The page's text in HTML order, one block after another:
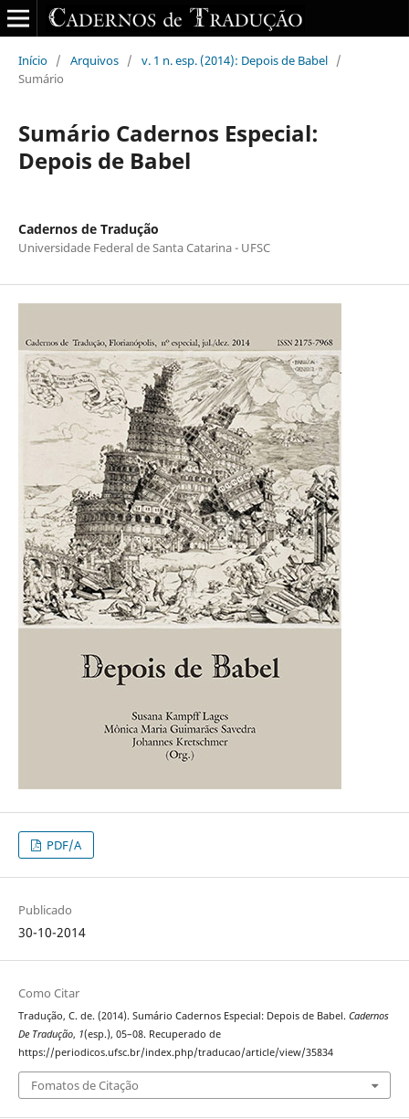
Início / Arquivos / v. 1 n. esp. (2014): Depois de Babel /
Sumário
Sumário Cadernos Especial:
Depois de Babel
Cadernos de Tradução
Universidade Federal de Santa Catarina - UFSC
PDF/A
Publicado
30-10-2014
Como Citar
Tradução, C. de. (2014). Sumário Cadernos Especial: Depois de Babel. Cadernos
De Tradução, 1(esp.), 05–08. Recuperado de
https://periodicos.ufsc.br/index.php/traducao/article/view/35834
Fomatos de Citação